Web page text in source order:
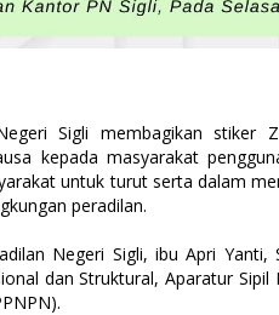
Sigli membagikan stiker
kepada masyarakat
untuk turut serta dalam
peradilan.
Negeri Sigli, ibu Apri Yanti,
dan Struktural, Aparatur Sipil